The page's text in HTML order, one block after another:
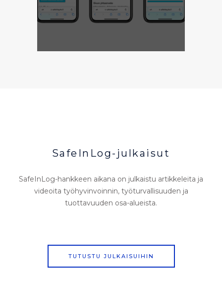
SafeInLog-julkaisut
SafeInLog-hankkeen aikana on julkaistu artikkeleita ja
videoita työhyvinvoinnin, työturvallisuuden ja
tuottavuuden osa-alueista.
TUTUSTU JULKAISUIHIN